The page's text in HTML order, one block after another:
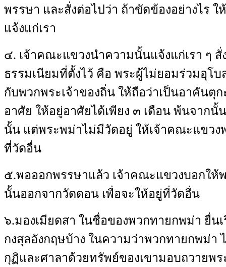
พรรษา และสั่งต่อไปว่า ถ้าขัดข้องอย่างไร
แจ้งแก่เรา
๔. เจ้าคณะแขวงนำความนั้นแจ้งแก่เรา ๆ สั่
ธรรมเนียมที่ตั้งไว้ คือ พระผู้ไม่ยอมร่วมอุโบ
กับพวกพระเจ้าของถิ่น ให้ถือว่าเป็นอาคันตุ
อาศัย ให้อยู่อาศัยได้เพียง ๓ เดือน พ้นจากนั้
นั้น แต่พระพม่าไม่มีวัดอยู่ ให้เจ้าคณะแขวง
ที่วัดอื่น
๕.พอออกพรรษาแล้ว เจ้าคณะแขวงบอกให้
นั้นออกจากวัดดอน เพื่อจะให้อยู่ที่วัดอื่น
๖.มองเมียดสา ในชื่อของพวกทายกพม่า ยื่นเ
กงสุลอังกฤษบ้าง ในความว่าพวกทายกพม่า
กุฏิและศาลาด้วยทรัพย์ของเขามอบถวายพ